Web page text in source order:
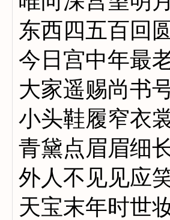
东西四五百回圆
今日宫中年最
大家遥赐尚书号
小头鞋履窄衣
青黛点眉眉细长
外人不见见应
天宝末年时世妆